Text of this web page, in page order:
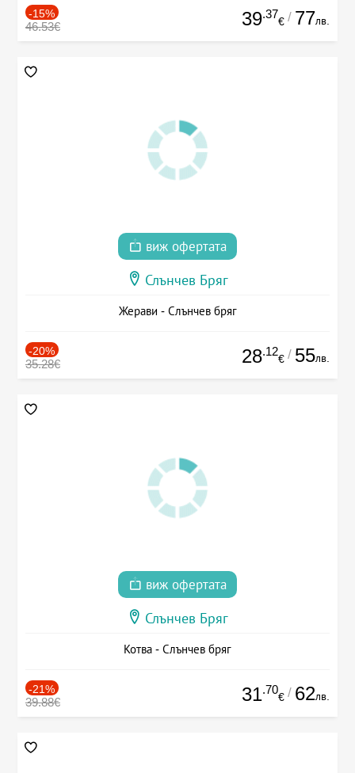
-15%
46.53€ 39.37
€ / 77лв.
виж офертата
Слънчев Бряг
Жерави - Слънчев бряг
-20%
35.28€ 28.12
€ / 55лв.
виж офертата
Слънчев Бряг
Котва - Слънчев бряг
-21%
39.88€ 31.70
€ / 62лв.